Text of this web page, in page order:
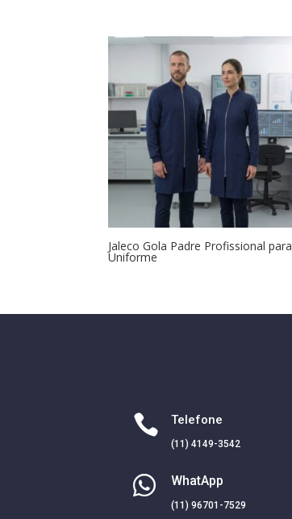
Jaleco Gola Padre Profissional para
Uniforme
 Telefone
(11) 4149-3542
 WhatApp
(11) 96701-7529